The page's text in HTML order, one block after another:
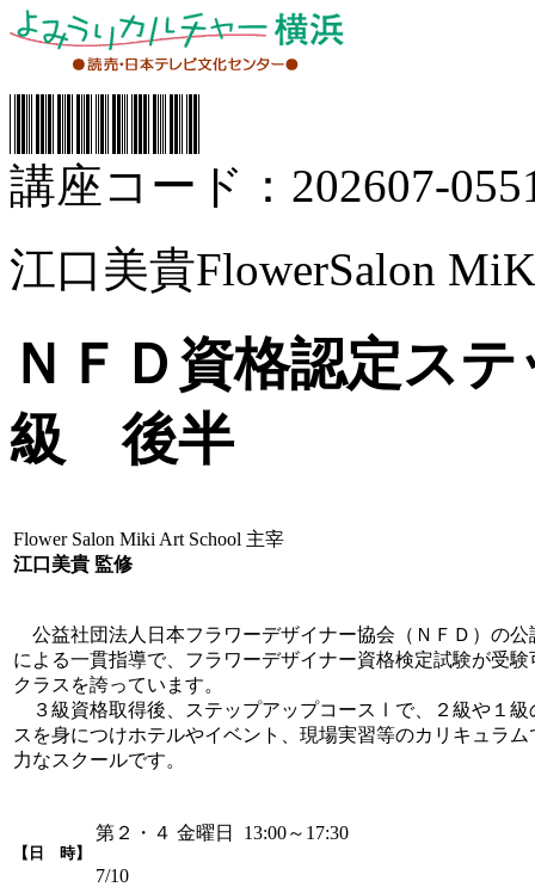
講座コード：202607-
江口美貴FlowerSalon
ＮＦＤ資格認定ス
級 後半
Flower Salon Miki Art School 主宰
江口美貴 監修
公益社団法人日本フラワーデザイナー協会（ＮＦＤ）の
による一貫指導で、フラワーデザイナー資格検定試験が受
クラスを誇っています。
３級資格取得後、ステップアップコースⅠで、２級や１級
スを身につけホテルやイベント、現場実習等のカリキュラ
力なスクールです。
【日 時】
第２・４ 金曜日 13:00～17:30
7/10